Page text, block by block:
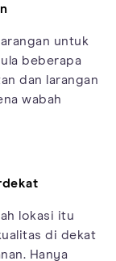
untuk
beberapa
dan larangan
wabah
lokasi itu
di dekat
Hanya